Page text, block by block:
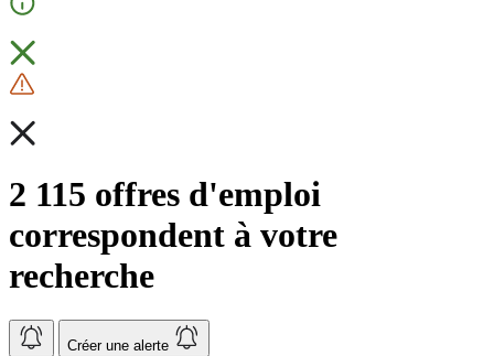
2 115 offres d'emploi
correspondent à votre
recherche
Créer une alerte